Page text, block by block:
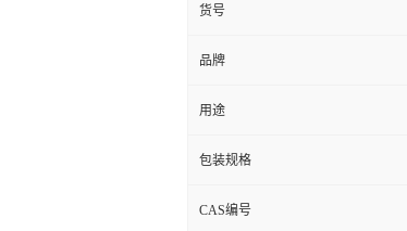
货号
品牌
用途
包装规格
CAS编号